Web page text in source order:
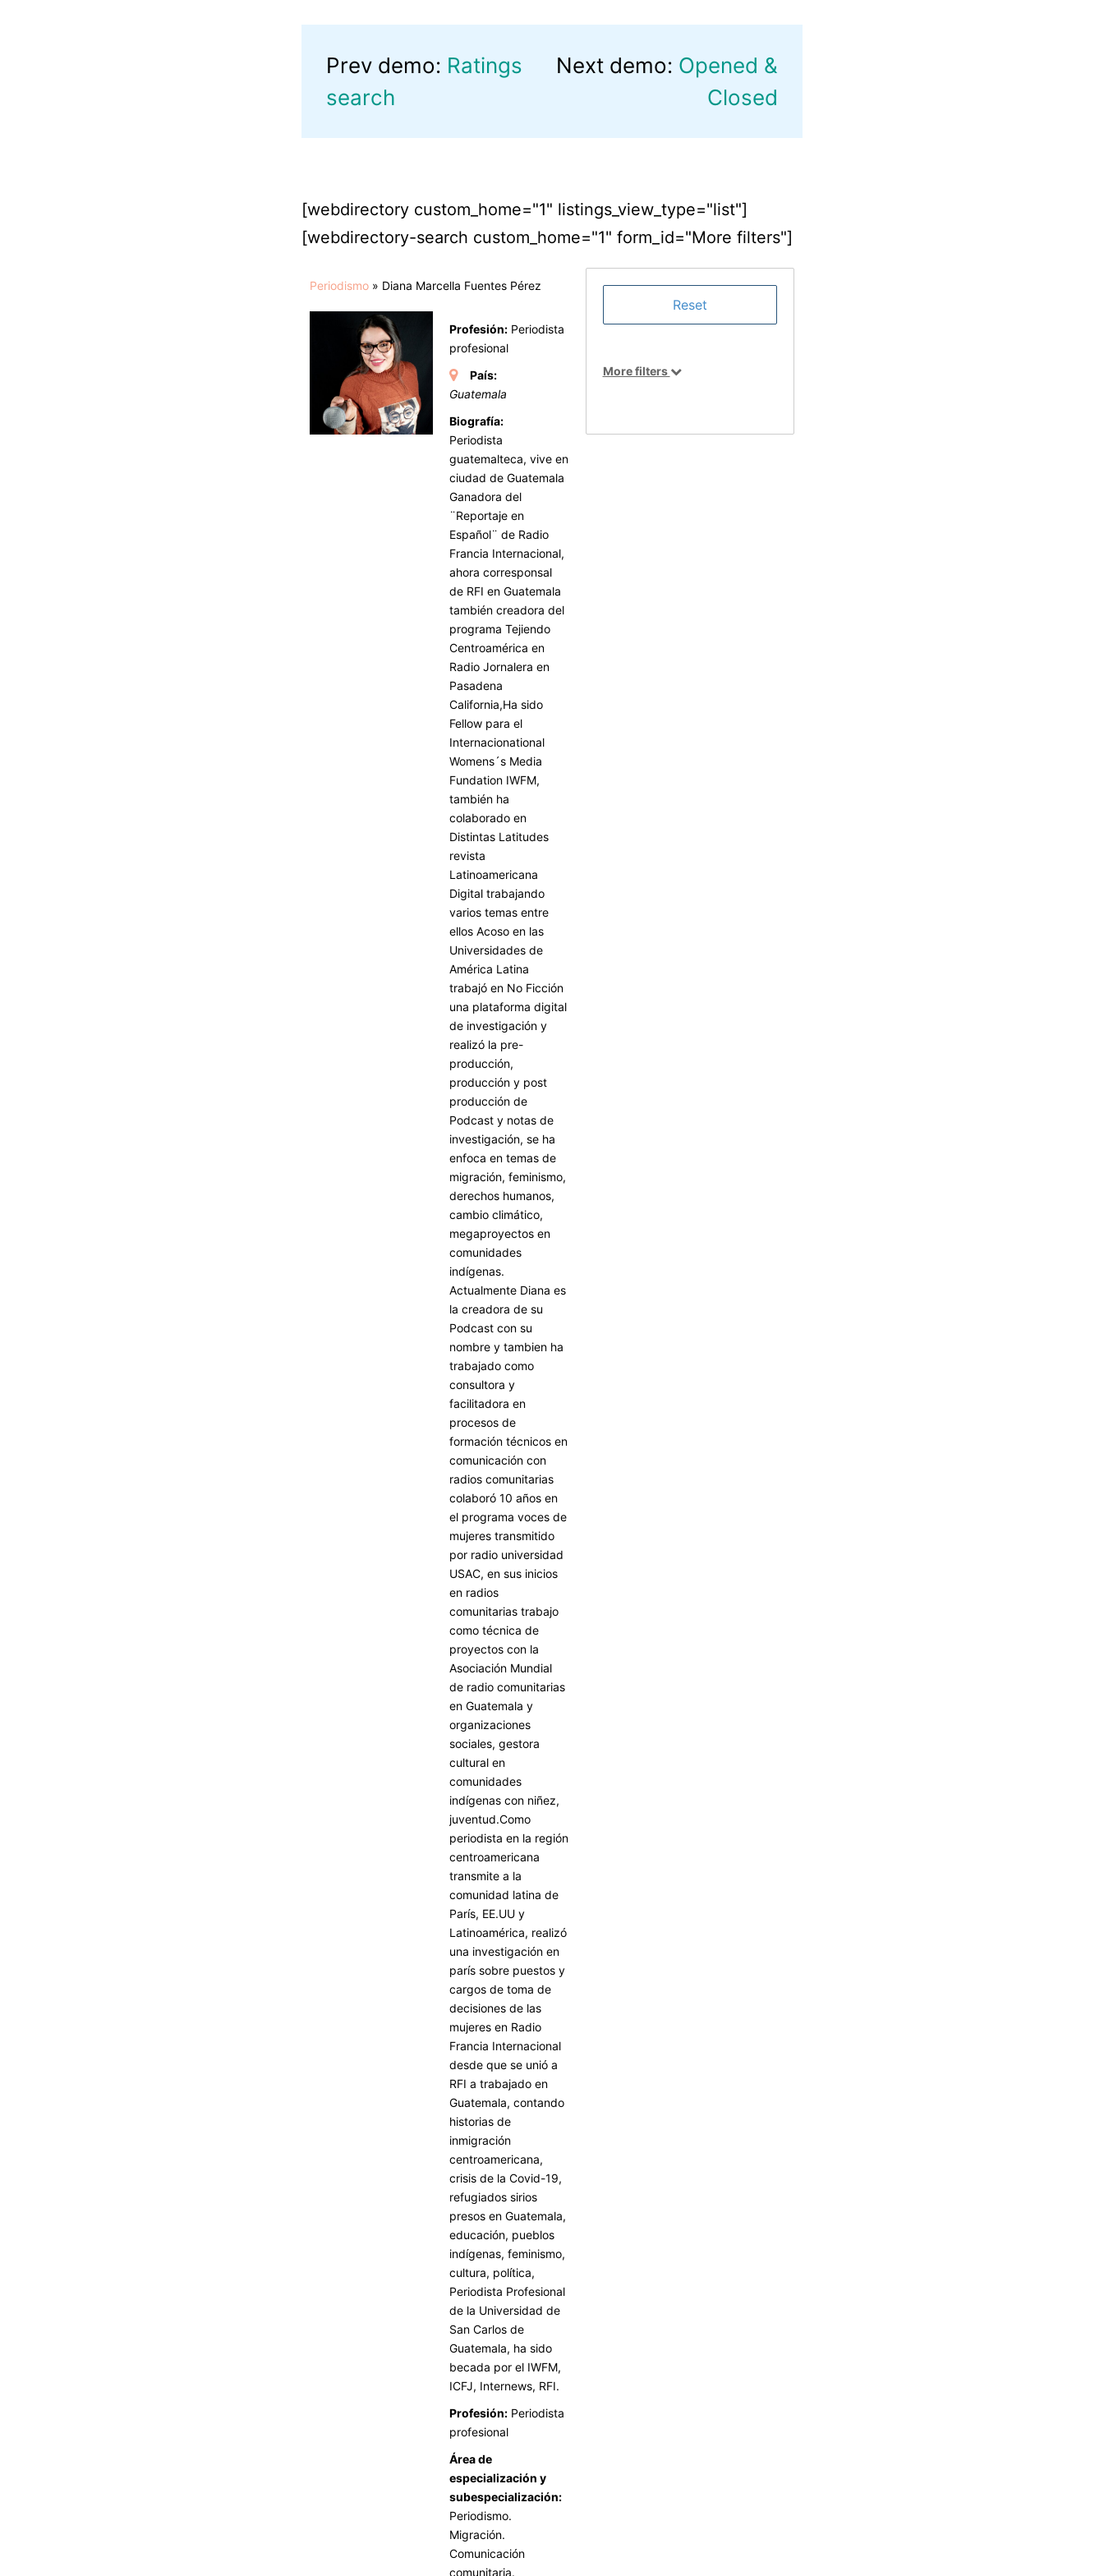
Prev demo: Ratings
search
Next demo: Opened &
Closed
[webdirectory custom_home="1" listings_view_type="list"]
[webdirectory-search custom_home="1" form_id="More filters"]
Periodismo » Diana Marcella Fuentes Pérez
Profesión: Periodista
profesional
País:
Guatemala
Biografía:
Periodista
guatemalteca, vive en
ciudad de Guatemala
Ganadora del
¨Reportaje en
Español¨ de Radio
Francia Internacional,
ahora corresponsal
de RFI en Guatemala
también creadora del
programa Tejiendo
Centroamérica en
Radio Jornalera en
Pasadena
California,Ha sido
Fellow para el
Internacionational
Womens´s Media
Fundation IWFM,
también ha
colaborado en
Distintas Latitudes
revista
Latinoamericana
Digital trabajando
varios temas entre
ellos Acoso en las
Universidades de
América Latina
trabajó en No Ficción
una plataforma digital
de investigación y
realizó la pre-
producción,
producción y post
producción de
Podcast y notas de
investigación, se ha
enfoca en temas de
migración, feminismo,
derechos humanos,
cambio climático,
megaproyectos en
comunidades
indígenas.
Actualmente Diana es
la creadora de su
Podcast con su
nombre y tambien ha
trabajado como
consultora y
facilitadora en
procesos de
formación técnicos en
comunicación con
radios comunitarias
colaboró 10 años en
el programa voces de
mujeres transmitido
por radio universidad
USAC, en sus inicios
en radios
comunitarias trabajo
como técnica de
proyectos con la
Asociación Mundial
de radio comunitarias
en Guatemala y
organizaciones
sociales, gestora
cultural en
comunidades
indígenas con niñez,
juventud.Como
periodista en la región
centroamericana
transmite a la
comunidad latina de
París, EE.UU y
Latinoamérica, realizó
una investigación en
parís sobre puestos y
cargos de toma de
decisiones de las
mujeres en Radio
Francia Internacional
desde que se unió a
RFI a trabajado en
Guatemala, contando
historias de
inmigración
centroamericana,
crisis de la Covid-19,
refugiados sirios
presos en Guatemala,
educación, pueblos
indígenas, feminismo,
cultura, política,
Periodista Profesional
de la Universidad de
San Carlos de
Guatemala, ha sido
becada por el IWFM,
ICFJ, Internews, RFI.
Profesión: Periodista
profesional
Área de
especialización y
subespecialización:
Periodismo.
Migración.
Comunicación
comunitaria.
More filters